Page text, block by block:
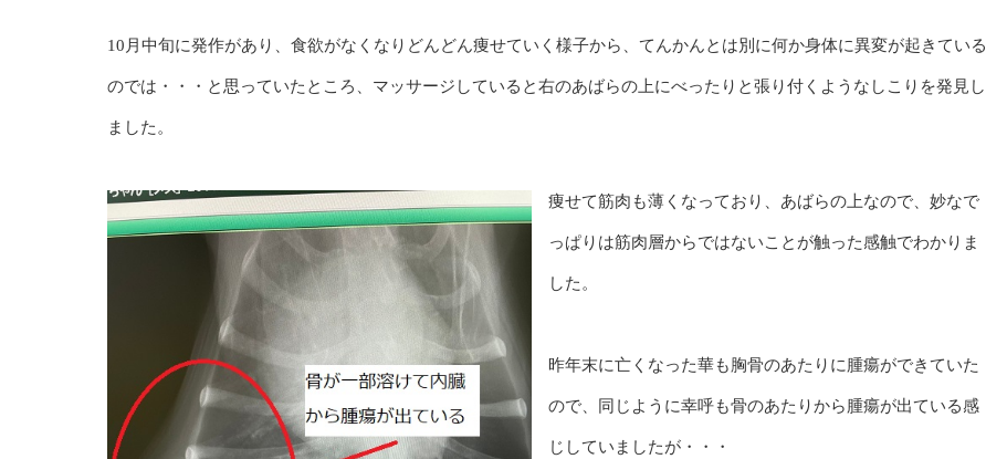
10月中旬に発作があり、食欲がなくなりどんどん痩せていく様子から、てんかんとは別に何か身体に異変が起きている
のでは・・・と思っていたところ、マッサージしていると右のあばらの上にべったりと張り付くようなしこりを発見し
ました。
痩せて筋肉も薄くなっており、あばらの上なので、妙なで
っぱりは筋肉層からではないことが触った感触でわかりま
した。
昨年末に亡くなった華も胸骨のあたりに腫瘍ができていた
ので、同じように幸呼も骨のあたりから腫瘍が出ている感
じしていましたが・・・